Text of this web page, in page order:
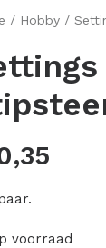
Hobby
voorraad